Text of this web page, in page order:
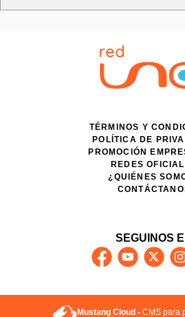
TÉRMINOS Y
POLÍTICA DE
PROMOCIÓN
REDES
¿QUIÉNES
SEGUINOS
Mustang Cloud -CMS para